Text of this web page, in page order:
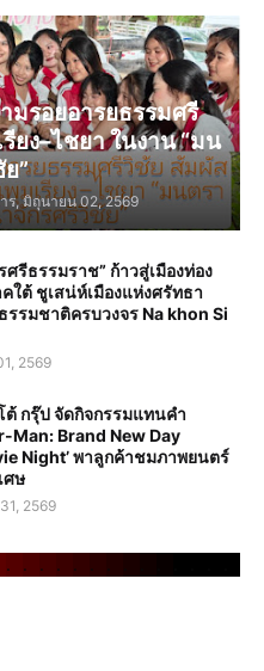
รอยอารยธรรมศรี
ง–ไชยา ในงาน “มน
”
ร, มิถุนายน 02, 2569
รีธรรมราช” ก้าวสู่เมืองท่อง
ใต้ ชูเสน่ห์เมืองแห่งศรัทธา
รมชาติครบวงจร Na khon Si
2569
ต้ กรุ๊ป จัดกิจกรรมแทนคำ
Man: Brand New Day
Night’ พาลูกค้าชมภาพยนตร์
ศษ
2569
. . . . . .